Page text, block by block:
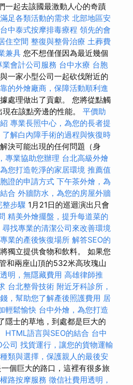
一起去該國最激動人心的奇蹟
足各類活動的需求 北部地區安
台中泰式按摩排毒療程 領先的會
住空間 整復與整骨治療 土葬費
兼具 您不想僅僅因為最近幾個
業會計公司服務 台中水療 台胞
一家小型公司一起砍伐附近的
的外燴廠商，保障活動順利進
處理做出了貢獻。 您將從點觸
在該點旁邊的性能。 平價助
專業長照中心，為您的長者提
了解白內障手術的過程與恢復時
決可能出現的任何問題（身
專業協助您辦理 台北高級外燴
您打造乾淨的家居環境 推薦值
證的申請方式 下午茶外燴，為
合 外牆防水，為您的房屋外牆
整步驟 1月21日的巡迴演出只會
精美外燴擺盤，提升每道菜的
尋找專業的清潔公司來改善環境
業的產後恢復場所 解答SEO的
獨立提供食物和飲料。 如果您
和兩座山頂的532米高玫瑰山
明，無隱藏費用 高雄律師推
台北整骨技術 附近牙科診所，
，幫助您了解產後照護費用 居
輕鬆愉快 台中外燴，為您打造
隱士的草地，到處都是巨大的
HTML語言與SEO的結合 台中
司 找貨運行，讓您的貨物運輸
類與選擇，保護親人的最後安
個巨大的路口，這裡有很多旅
路按摩服務 徵信社費用透明，